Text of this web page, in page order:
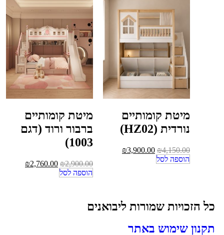
מיטת קומותיים
נורדית (HZ02)
₪4,150.00
₪3,900.00
הוספה לסל
מיטת קומותיים
ברבור ורוד (דגם
1003)
₪2,900.00
₪2,760.00
הוספה לסל
כל הזכויות שמורות ליבואנים
תקנון שימוש באתר